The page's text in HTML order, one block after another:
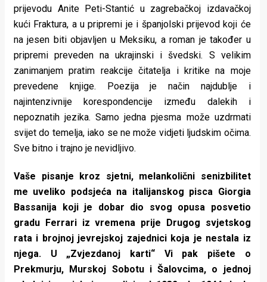
prijevodu Anite Peti-Stantić u zagrebačkoj izdavačkoj
kući Fraktura, a u pripremi je i španjolski prijevod koji će
na jesen biti objavljen u Meksiku, a roman je također u
pripremi preveden na ukrajinski i švedski. S velikim
zanimanjem pratim reakcije čitatelja i kritike na moje
prevedene knjige. Poezija je način najdublje i
najintenzivnije korespondencije između dalekih i
nepoznatih jezika. Samo jedna pjesma može uzdrmati
svijet do temelja, iako se ne može vidjeti ljudskim očima.
Sve bitno i trajno je nevidljivo.
Vaše pisanje kroz sjetni, melankolični senizbilitet
me uveliko podsjeća na italijanskog pisca Giorgia
Bassanija koji je dobar dio svog opusa posvetio
gradu Ferrari iz vremena prije Drugog svjetskog
rata i brojnoj jevrejskoj zajednici koja je nestala iz
njega. U „Zvjezdanoj karti“ Vi pak pišete o
Prekmurju, Murskoj Sobotu i Šalovcima, o jednoj